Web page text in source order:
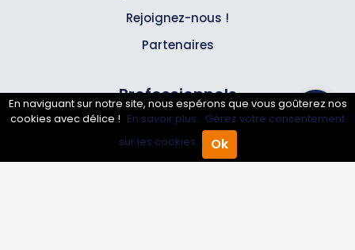
Annuaire Pro Agenda
Rejoignez-nous !
Partenaires
Professionnels
Annuaire pro
Inscrire mon entreprise
En naviguant sur notre site, nous espérons que vous goûterez nos
cookies avec délice ! En savoir plus. Gérez votre consentement
sur les cookies.
Ok